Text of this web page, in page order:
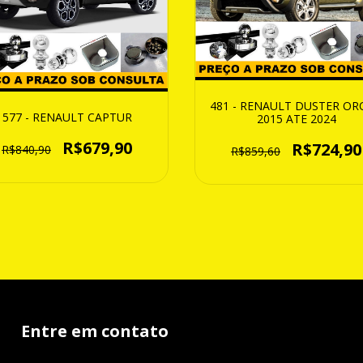
577 - RENAULT CAPTUR
R$840,90 R$679,90
481 - RENAULT DUSTER
2015 ATE 2024
R$859,60 R$724,90
Entre em contato